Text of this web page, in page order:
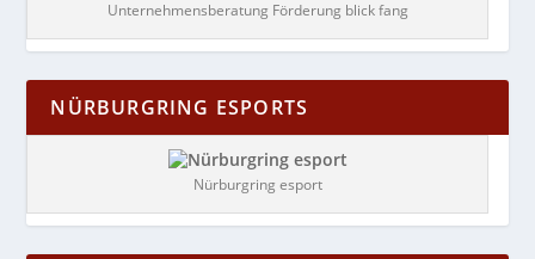
Unternehmensberatung Förderung blick fang
NÜRBURGRING ESPORTS
Nürburgring esport